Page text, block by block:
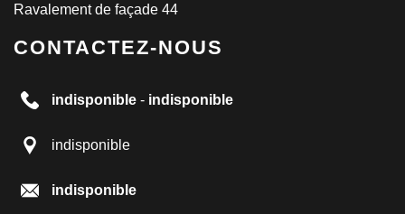
Ravalement de façade 44
CONTACTEZ-NOUS
indisponible - indisponible
indisponible
indisponible